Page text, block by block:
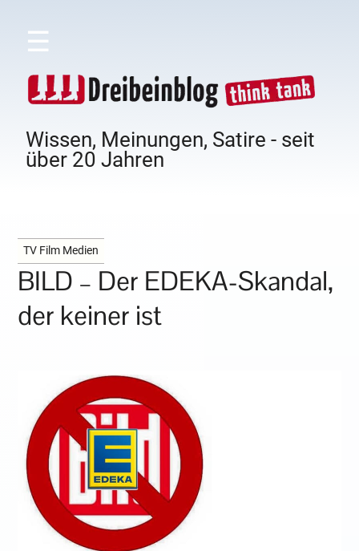
☰
Wissen, Meinungen, Satire - seit
über 20 Jahren
TV Film Medien
BILD – Der EDEKA-Skandal,
der keiner ist